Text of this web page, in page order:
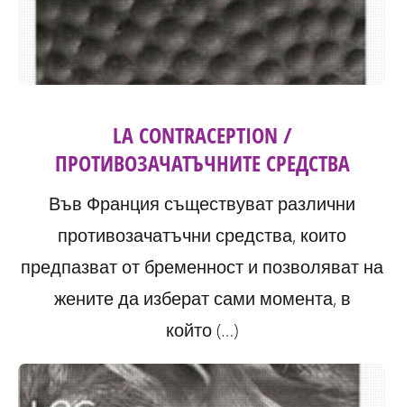
LA CONTRACEPTION /
ПРОТИВОЗАЧАТЪЧНИТЕ СРЕДСТВА
Във Франция съществуват различни
противозачатъчни средства, които
предпазват от бременност и позволяват на
жените да изберат сами момента, в
който (…)